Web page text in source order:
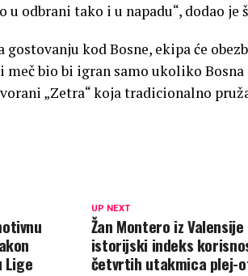
odbrani tako i u napadu“, dodao je
kod Bosne, ekipa će
bio bi igran samo ukoliko
„Zetra“ koja tradicionalno
UP NEXT
Žan Montero iz
istorijski indeks
četvrtih utakmica plej-
Lige